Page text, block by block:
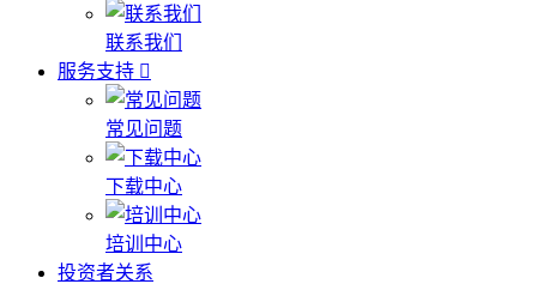
联系我们
服务支持
常见问题
下载中心
培训中心
投资者关系